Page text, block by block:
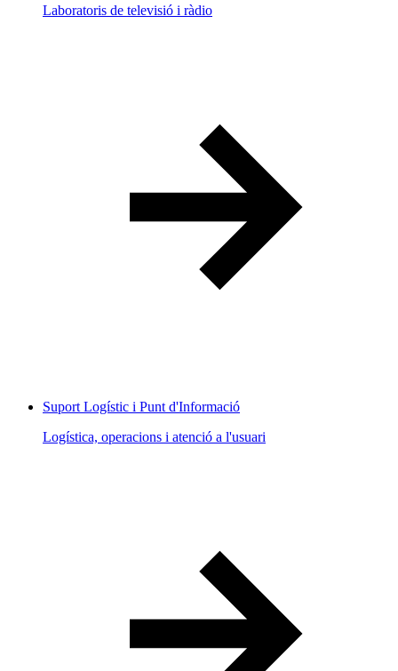
Laboratoris de televisió i ràdio
Suport Logístic i Punt d'Informació
Logística, operacions i atenció a l'usuari